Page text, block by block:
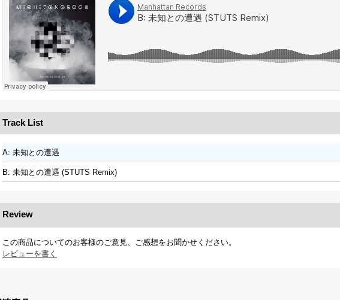
Track List
A: 未知との遭遇
B: 未知との遭遇 (STUTS Remix)
Review
この商品についてのお客様のご意見、ご感想をお聞かせください。
レビューを書く